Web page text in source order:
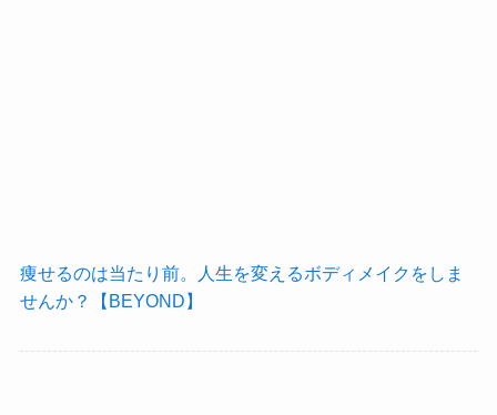
痩せるのは当たり前。人生を変えるボディメイクをしま
せんか？【BEYOND】